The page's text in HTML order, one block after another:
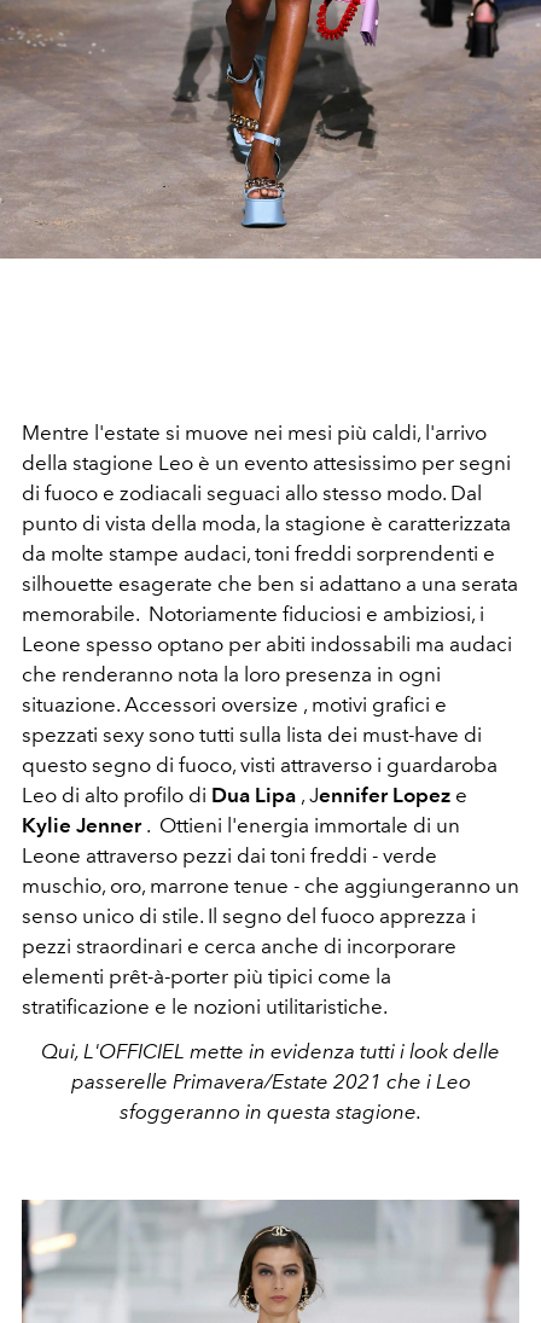
Mentre l'estate si muove nei mesi più caldi, l'arrivo
della stagione Leo è un evento attesissimo per segni
di fuoco e zodiacali seguaci allo stesso modo. Dal
punto di vista della moda, la stagione è caratterizzata
da molte stampe audaci, toni freddi sorprendenti e
silhouette esagerate che ben si adattano a una serata
memorabile. Notoriamente fiduciosi e ambiziosi, i
Leone spesso optano per abiti indossabili ma audaci
che renderanno nota la loro presenza in ogni
situazione. Accessori oversize , motivi grafici e
spezzati sexy sono tutti sulla lista dei must-have di
questo segno di fuoco, visti attraverso i guardaroba
Leo di alto profilo di Dua Lipa , Jennifer Lopez e
Kylie Jenner. Ottieni l'energia immortale di un
Leone attraverso pezzi dai toni freddi - verde
muschio, oro, marrone tenue - che aggiungeranno un
senso unico di stile. Il segno del fuoco apprezza i
pezzi straordinari e cerca anche di incorporare
elementi prêt-à-porter più tipici come la
stratificazione e le nozioni utilitaristiche.
Qui, L'OFFICIEL mette in evidenza tutti i look delle
passerelle Primavera/Estate 2021 che i Leo
sfoggeranno in questa stagione.